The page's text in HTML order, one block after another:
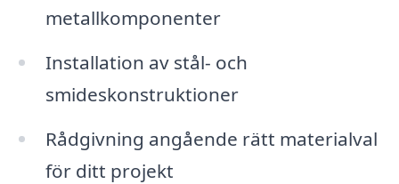
metallkomponenter
Installation av stål- och
smideskonstruktioner
Rådgivning angående rätt materialval
för ditt projekt